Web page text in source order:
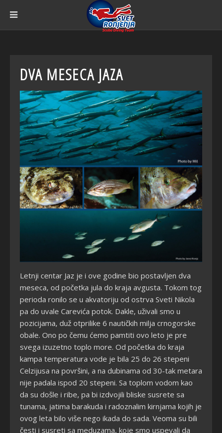
DVA MESECA JAZA
Letnji centar Jaz je i ove godine bio postavljen dva
meseca, od početka jula do kraja avgusta. Tokom tog
perioda ronilo se u akvatoriju od ostrva Sveti Nikola
pa do uvale Carevića potok. Dakle, uživali smo u
pozicijama, duž otprilike 6 nautičkih milja crnogorske
obale. Ono po čemu ćemo pamtiti ovo leto je pre
svega izuzetno toplo more. Od početka do kraja
kampa temperatura vode je bila 25 do 26 stepeni
Celzijusa na površini, a na dubinama od 30-tak metara
nije padala ispod 20 stepeni. Sa toplom vodom kao
da su došle i ribe, pa bi izdvojili bliske susrete sa
tunama, jatima barakuda i radoznalim kirnjama kojih je
ovog leta bilo više nego ikada do sada. Veoma su bili
česti i susreti sa meduzama, koje smo uspevali da